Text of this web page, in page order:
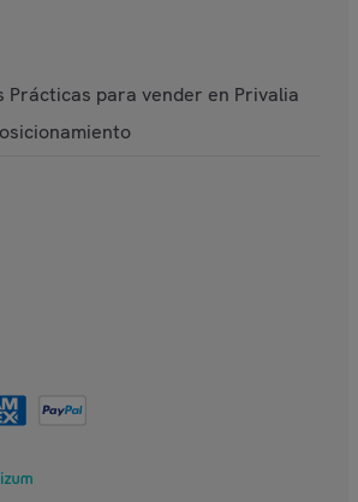
Prácticas para vender en Privalia